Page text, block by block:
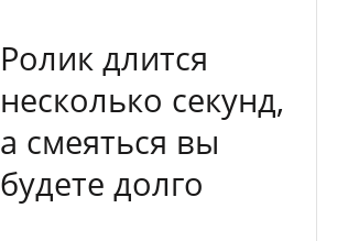
Ролик длится
несколько секунд,
а смеяться вы
будете долго